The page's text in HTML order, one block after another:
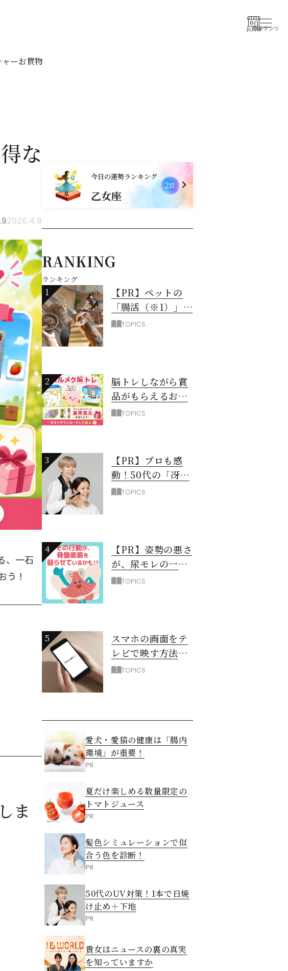
お買物コンテンツ
ーお買物
な
2026.4.9
、一石
う！
ま
今日の運勢ランキング
乙女座
2位
RANKING
ランキング
1
【PR】ペットの
「腸活（※1）」に
注目！愛犬・愛猫
TOPICS
2
脳トレしながら賞
品がもらえるお得
なアプリ「ハルメ
TOPICS
3
【PR】プロも感
動！50代の「冴え
ない黄ぐすみ」を
TOPICS
4
【PR】姿勢の悪さ
が、尿モレの一
因！？ 骨盤底筋
TOPICS
5
スマホの画面をテ
レビで映す方法
（iPhone編）
TOPICS
愛犬・愛猫の健康は「腸内
環境」が重要！
PR
夏だけ楽しめる数量限定の
トマトジュース
PR
髪色シミュレーションで似
合う色を診断！
PR
50代のUV対策！1本で日焼
け止め＋下地
PR
貴女はニュースの裏の真実
を知っていますか